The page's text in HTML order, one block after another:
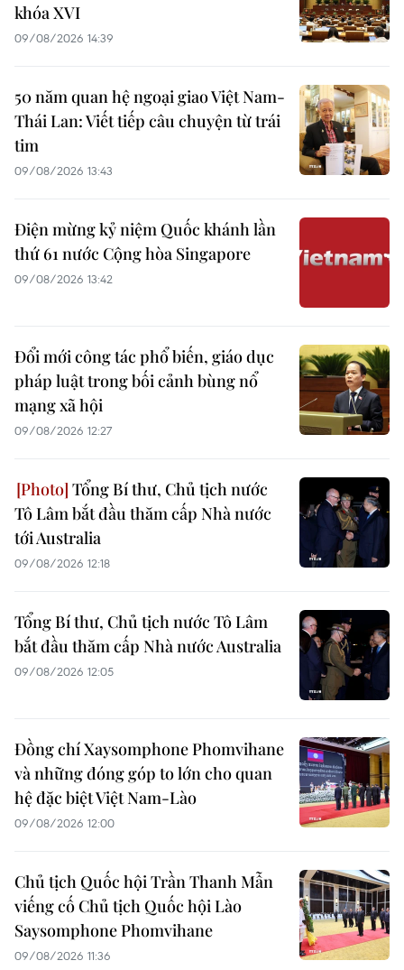
khóa XVI
09/08/2026 14:39
50 năm quan hệ ngoại giao Việt Nam-
Thái Lan: Viết tiếp câu chuyện từ trái
tim
09/08/2026 13:43
Điện mừng kỷ niệm Quốc khánh lần
thứ 61 nước Cộng hòa Singapore
09/08/2026 13:42
Đổi mới công tác phổ biến, giáo dục
pháp luật trong bối cảnh bùng nổ
mạng xã hội
09/08/2026 12:27
Tổng Bí thư, Chủ tịch nước
Tô Lâm bắt đầu thăm cấp Nhà nước
tới Australia
09/08/2026 12:18
Tổng Bí thư, Chủ tịch nước Tô Lâm
bắt đầu thăm cấp Nhà nước Australia
09/08/2026 12:05
Đồng chí Xaysomphone Phomvihane
và những đóng góp to lớn cho quan
hệ đặc biệt Việt Nam-Lào
09/08/2026 12:00
Chủ tịch Quốc hội Trần Thanh Mẫn
viếng cố Chủ tịch Quốc hội Lào
Saysomphone Phomvihane
09/08/2026 11:36